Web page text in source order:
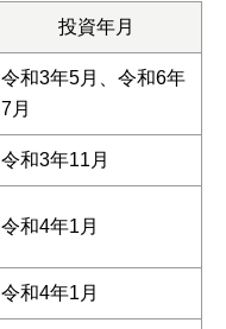
投資年月
令和3年5月、令和6年
7月
令和3年11月
令和4年1月
令和4年1月